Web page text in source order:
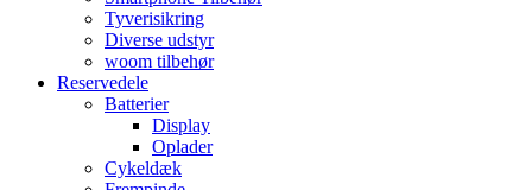
Tyverisikring
Diverse udstyr
woom tilbehør
Reservedele
Batterier
Display
Oplader
Cykeldæk